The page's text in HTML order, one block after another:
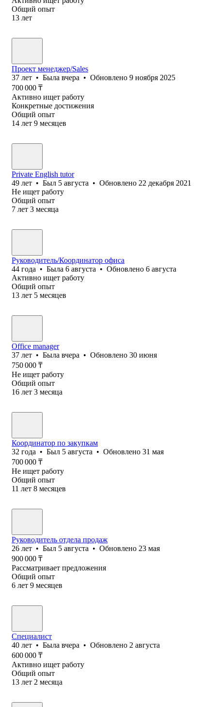
Общий опыт
13 лет
Проект менеджер/Sales
37 лет • Была вчера • Обновлено 9 ноября 2025
700 000 ₸
Активно ищет работу
Конкретные достижения
Общий опыт
14 лет 9 месяцев
Private English tutor
49 лет • Был 5 августа • Обновлено 22 декабря 2021
Не ищет работу
Общий опыт
7 лет 3 месяца
Руководитель/Координатор офиса
44 года • Была 6 августа • Обновлено 6 августа
Активно ищет работу
Общий опыт
13 лет 5 месяцев
Office manager
37 лет • Была вчера • Обновлено 30 июня
750 000 ₸
Не ищет работу
Общий опыт
16 лет 3 месяца
Координатор по закупкам
32 года • Был 5 августа • Обновлено 31 мая
700 000 ₸
Не ищет работу
Общий опыт
11 лет 8 месяцев
Руководитель отдела продаж
26 лет • Был 5 августа • Обновлено 23 мая
900 000 ₸
Рассматривает предложения
Общий опыт
6 лет 9 месяцев
Специалист
40 лет • Была вчера • Обновлено 2 августа
600 000 ₸
Активно ищет работу
Общий опыт
13 лет 2 месяца